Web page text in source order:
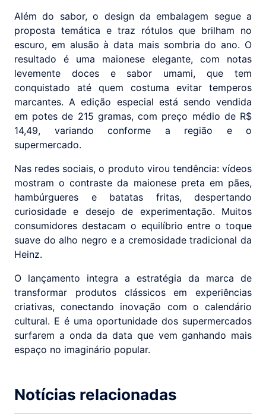
Além do sabor, o design da embalagem segue a
proposta temática e traz rótulos que brilham no
escuro, em alusão à data mais sombria do ano. O
resultado é uma maionese elegante, com notas
levemente doces e sabor umami, que tem
conquistado até quem costuma evitar temperos
marcantes. A edição especial está sendo vendida
em potes de 215 gramas, com preço médio de R$
14,49, variando conforme a região e o
supermercado.
Nas redes sociais, o produto virou tendência: vídeos
mostram o contraste da maionese preta em pães,
hambúrgueres e batatas fritas, despertando
curiosidade e desejo de experimentação. Muitos
consumidores destacam o equilíbrio entre o toque
suave do alho negro e a cremosidade tradicional da
Heinz.
O lançamento integra a estratégia da marca de
transformar produtos clássicos em experiências
criativas, conectando inovação com o calendário
cultural. E é uma oportunidade dos supermercados
surfarem a onda da data que vem ganhando mais
espaço no imaginário popular.
Notícias relacionadas